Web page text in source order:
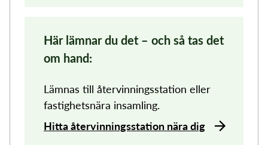
Här lämnar du det – och så tas det
om hand:
Lämnas till återvinningsstation eller
fastighetsnära insamling.
Hitta återvinningsstation nära dig